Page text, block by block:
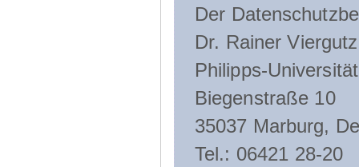
Der
Dr. Rainer Viergutz
Philipps-
Biegenstraße 10
35037 Marburg,
Tel.: 06421 28-20